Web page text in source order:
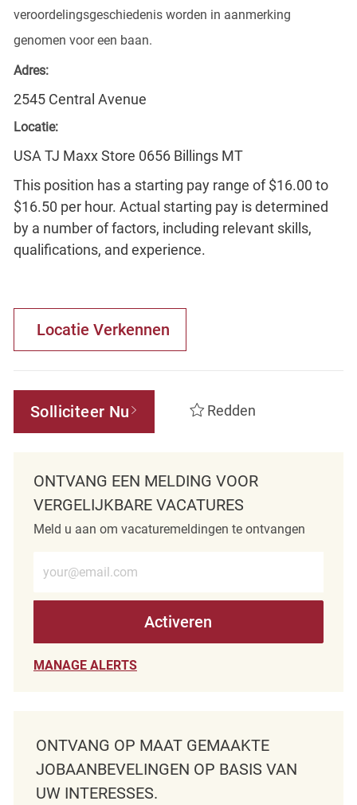
veroordelingsgeschiedenis worden in aanmerking
genomen voor een baan.
Adres:
2545 Central Avenue
Locatie:
USA TJ Maxx Store 0656 Billings MT
This position has a starting pay range of $16.00 to
$16.50 per hour. Actual starting pay is determined
by a number of factors, including relevant skills,
qualifications, and experience.
Locatie Verkennen
Solliciteer Nu Redden
ONTVANG EEN MELDING VOOR
VERGELIJKBARE VACATURES
Meld u aan om vacaturemeldingen te ontvangen
Activeren
MANAGE ALERTS
ONTVANG OP MAAT GEMAAKTE
JOBAANBEVELINGEN OP BASIS VAN
UW INTERESSES.